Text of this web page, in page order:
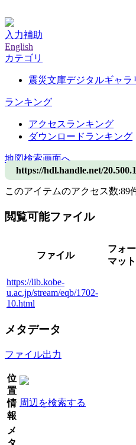
入力補助
English
カテゴリ
震災文庫デジタルギャラ
ランキング
アクセスランキング
ダウンロードランキング
地図検索画面へ
https://hdl.handle.net/
このアイテムのアクセス数:89
閲覧可能ファイル
ファイル
フォー
マット
https://lib.kobe-
u.ac.jp/stream/eqb/1702-
10.html
メタデータ
ファイル出力
位
置
情
報
周辺を検索する
メ
タ